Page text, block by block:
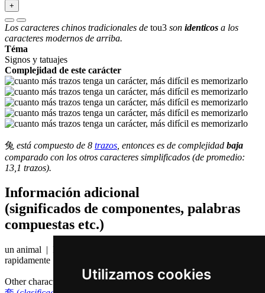
Utilizamos cookies
+
Los caracteres chinos tradicionales de tou3 son identicos a los
caracteres modernos de arriba.
Téma
Signos y tatuajes
Complejidad de este carácter
兔 está compuesto de 8 trazos , entonces es de complejidad baja
comparado con los otros caracteres simplificados (de promedio:
13,1 trazos).
Información adicional
(significados de componentes, palabras
compuestas etc.)
un animal | Este animal es capaz de cambiar su direción
rapidamente
Other characters that are pronouncedtou3 in Cantonese